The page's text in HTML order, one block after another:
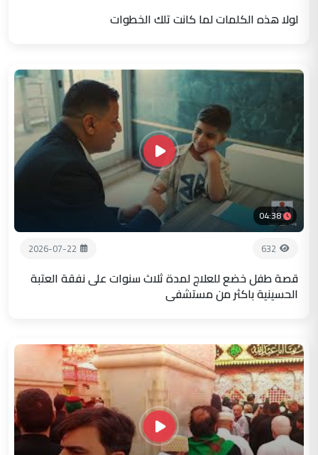
لولا هذه الكلمات لما كانت تلك الخطوات
04:38
632
2026-07-22
قصة طفل خضع للعلاج لمدة ثلاث سنوات على نفقة العتبة
الحسينية باكثر من مستشفى